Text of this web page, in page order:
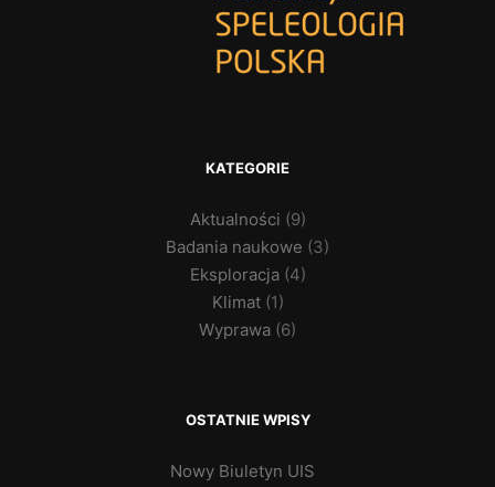
KATEGORIE
Aktualności (9)
Badania naukowe (3)
Eksploracja(4)
Klimat(1)
Wyprawa (6)
OSTATNIE WPISY
Nowy Biuletyn UIS